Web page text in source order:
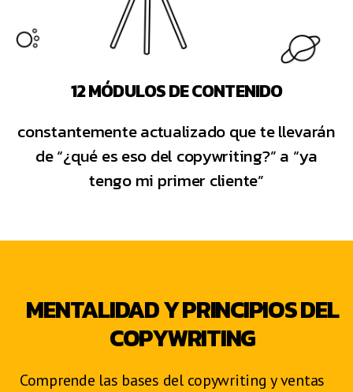
12 MÓDULOS DE CONTENIDO
constantemente actualizado que te llevarán
de “¿qué es eso del copywriting?” a “ya
tengo mi primer cliente”
MENTALIDAD Y PRINCIPIOS DEL
COPYWRITING
Comprende las bases del copywriting y ventas